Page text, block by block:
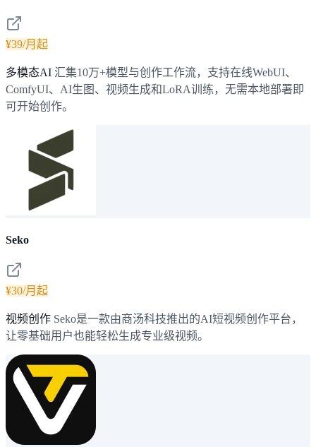
¥39/月起
多模态AI 汇集10万+模型与创作工作流，支持在线WebUI、
ComfyUI、AI生图、视频生成和LoRA训练，无需本地部署即
可开始创作。
Seko
¥30/月起
视频创作 Seko是一款由商汤科技推出的AI短视频创作平台，
让零基础用户也能轻松生成专业级视频。